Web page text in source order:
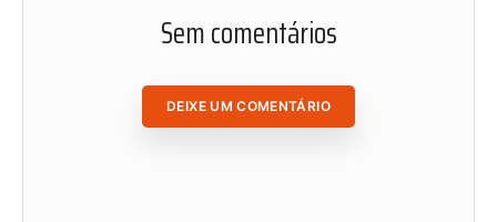
Sem comentários
DEIXE UM COMENTÁRIO